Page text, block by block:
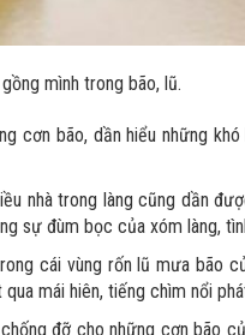
mình trong bão, lũ.
cơn bão, dần hiểu những
nhà trong làng cũng dần
sự đùm bọc của xóm làng,
cái vùng rốn lũ mưa bão
mái hiên, tiếng chìm nổi
đỡ cho những cơn bão